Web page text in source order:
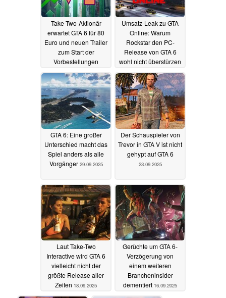
Take-Two-Aktionär
erwartet GTA 6 für 80
Euro und neuen Trailer
zum Start der
Vorbestellungen
20.06.2026
Umsatz-Leak zu GTA
Online: Warum
Rockstar den PC-
Release von GTA 6
wohl nicht überstürzen
wird14.04.2026
GTA 6: Eine großer
Unterschied macht das
Spiel anders als alle
Vorgänger 29.09.2025
Der Schauspieler von
Trevor in GTA V ist nicht
gehypt auf GTA 6
23.09.2025
Laut Take-Two
Interactive wird GTA 6
vielleicht nicht der
größte Release aller
Zeiten 18.09.2025
Gerüchte um GTA 6-
Verzögerung von
einem weiteren
Brancheninsider
dementiert 16.09.2025